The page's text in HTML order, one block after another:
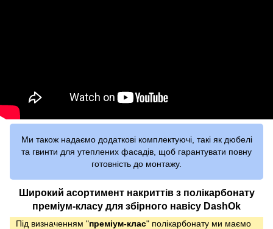
Ми також надаємо додаткові комплектуючі, такі як дюбелі
та гвинти для утеплених фасадів, щоб гарантувати повну
готовність до монтажу.
Широкий асортимент накриттів з полікарбонату
преміум-класу для збірного навісу DashOk
Під визначенням "преміум-клас" полікарбонату ми маємо